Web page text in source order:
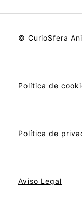
© CurioSfera
Política de
Política de
Aviso Legal